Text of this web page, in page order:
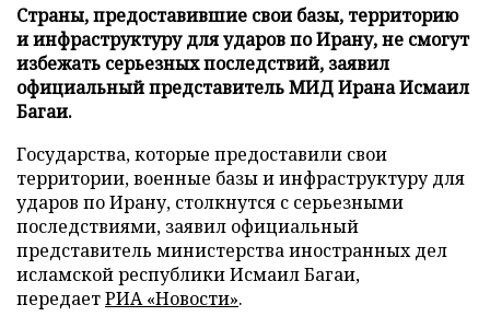
Страны, предоставившие свои базы, территорию
и инфраструктуру для ударов по Ирану, не смогут
избежать серьезных последствий, заявил
официальный представитель МИД Ирана Исмаил
Багаи.
Государства, которые предоставили свои
территории, военные базы и инфраструктуру для
ударов по Ирану, столкнутся с серьезными
последствиями, заявил официальный
представитель министерства иностранных дел
исламской республики Исмаил Багаи,
передаетРИА «Новости».